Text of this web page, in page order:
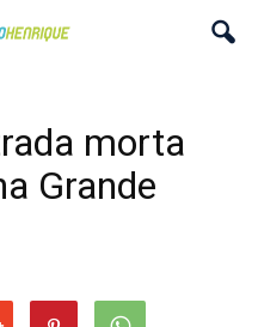
morta
Grande